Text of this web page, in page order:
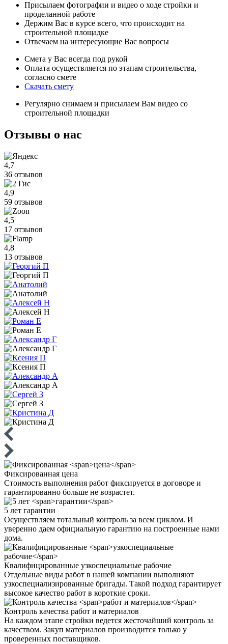
Присылаем фотографии и видео о ходе стройки и
проделанной работе
Держим Вас в курсе всего, что происходит на
строительной площадке
Отвечаем на интересующие Вас вопросы
Смета у Вас всегда под рукой
Оплата осуществляется по этапам строительства,
согласно смете
Скачать смету
Регулярно снимаем и присылаем Вам видео со
строительной площадки
Отзывы о нас
4,7
36 отзывов
4,9
59 отзывов
4,5
17 отзывов
4,8
13 отзывов
Фиксированная цена
Стоимость выполнения работ фиксируется в договоре и
гарантированно больше не возрастет.
5 лет гарантии
Осуществляем тотальный контроль за всем циклом. И
уверенно даем официальную гарантию на построенные нами
дома.
Квалифицированные узкоспециальные рабочие
Отдельные виды работ в нашей компании выполняют
узкоспециализированные бригады. Такой подход гарантирует
высокое качество работ в короткие сроки.
Контроль качества работ и материалов
На каждом этапе стройки ведется жесточайший контроль за
качеством. Закуп материалов производится только у
проверенных поставщиков.